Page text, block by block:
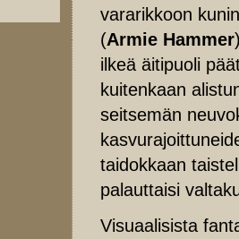
vararikkoon
(Armie Hammer
ilkeä äitipuoli
kuitenkaan
seitsemän
taidokkaan
palauttaisi
Visuaalisista